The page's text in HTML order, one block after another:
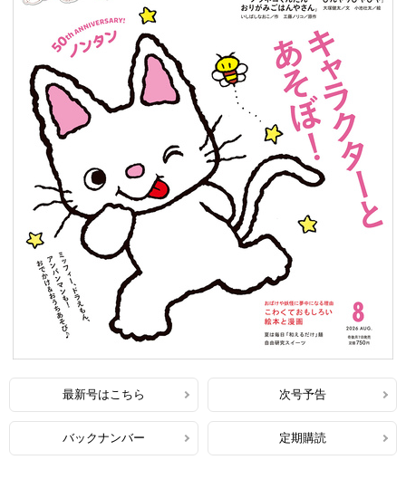
最新号はこちら 次号予告
バックナンバー 定期購読